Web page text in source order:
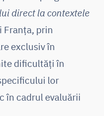
direct la contextele
Franța, prin
exclusiv în
dificultăți în
lor
în cadrul evaluării